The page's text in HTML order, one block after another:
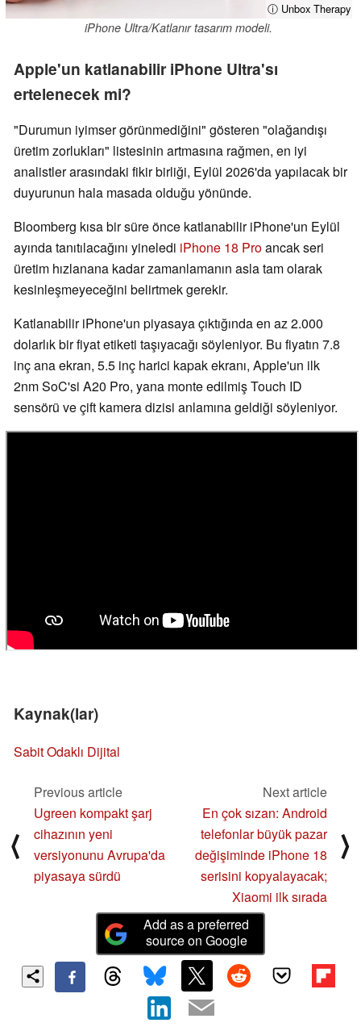
ⓘ Unbox Therapy
iPhone Ultra/Katlanır tasarım modeli.
Apple'un katlanabilir iPhone Ultra'sı
ertelenecek mi?
"Durumun iyimser görünmediğini" gösteren "olağandışı
üretim zorlukları" listesinin artmasına rağmen, en iyi
analistler arasındaki fikir birliği, Eylül 2026'da yapılacak bir
duyurunun hala masada olduğu yönünde.
Bloomberg kısa bir süre önce katlanabilir iPhone'un Eylül
ayında tanıtılacağını yineledi iPhone 18 Proancak seri
üretim hızlanana kadar zamanlamanın asla tam olarak
kesinleşmeyeceğini belirtmek gerekir.
Katlanabilir iPhone'un piyasaya çıktığında en az 2.000
dolarlık bir fiyat etiketi taşıyacağı söyleniyor. Bu fiyatın 7.8
inç ana ekran, 5.5 inç harici kapak ekranı, Apple'un ilk
2nm SoC'si A20 Pro, yana monte edilmiş Touch ID
sensörü ve çift kamera dizisi anlamına geldiği söyleniyor.
Kaynak(lar)
Sabit Odaklı Dijital
⟨
Previous article
Ugreen kompakt şarj
cihazının yeni
versiyonunu Avrupa'da
piyasaya sürdü
Next article
En çok sızan: Android
telefonlar büyük pazar
değişiminde iPhone 18
serisini kopyalayacak;
Xiaomi ilk sırada
⟩
Add as a preferred
source on Google